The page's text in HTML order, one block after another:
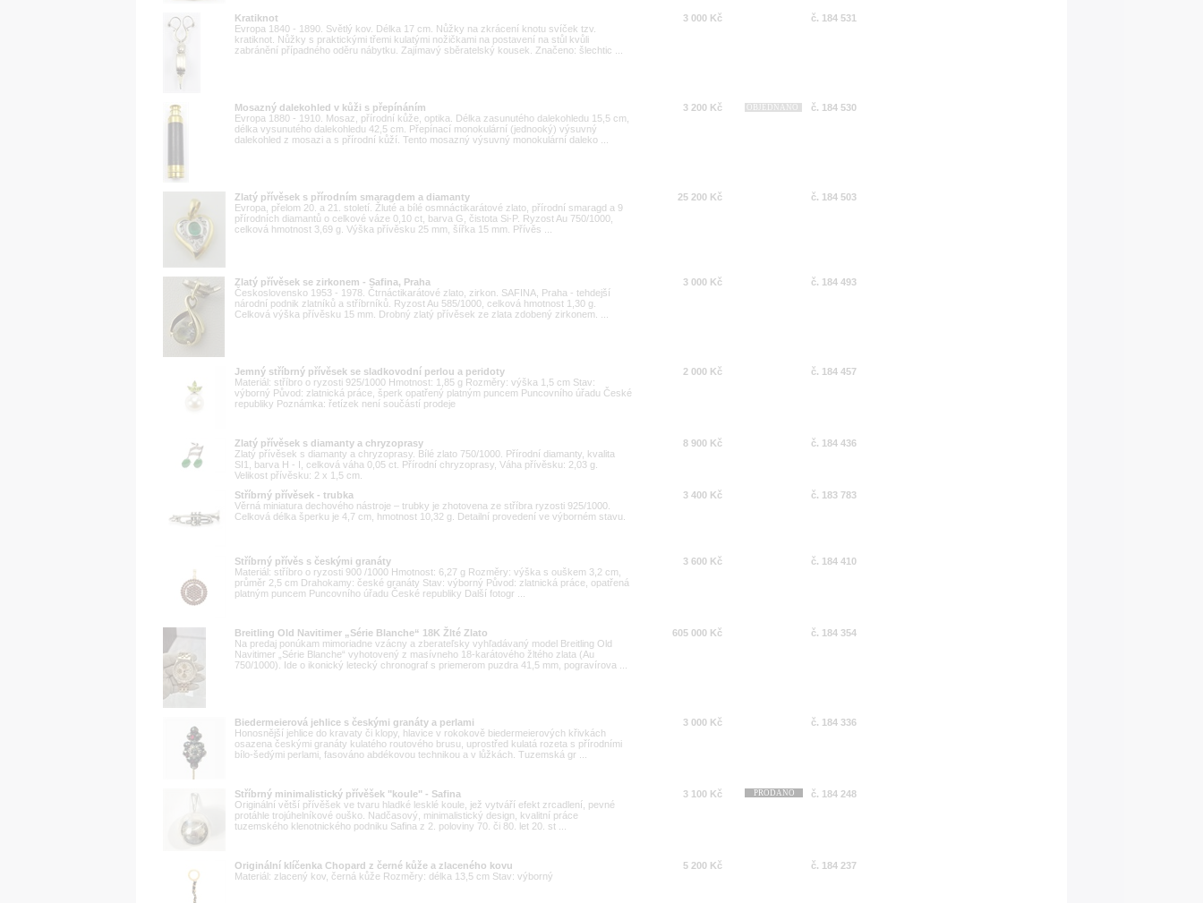
Kratiknot
Evropa 1840 - 1890. Světlý kov. Délka 17 cm. Nůžky na zkrácení knotu svíček tzv.
kratiknot. Nůžky s praktickými třemi kulatými nožičkami na postavení na stůl kvůli
zabránění případného oděru nábytku. Zajímavý sběratelský kousek. Značeno: šlechtic ...
3 000 Kč č. 184 531
Mosazný dalekohled v kůži s přepínáním
Evropa 1880 - 1910. Mosaz, přírodní kůže, optika. Délka zasunutého dalekohledu 15,5 cm,
délka vysunutého dalekohledu 42,5 cm. Přepínací monokulární (jednooký) výsuvný
dalekohled z mosazi a s přírodní kůží. Tento mosazný výsuvný monokulární daleko ...
3 200 Kč OBJEDNÁNO č. 184 530
Zlatý přívěsek s přírodním smaragdem a diamanty
Evropa, přelom 20. a 21. století. Žluté a bílé osmnáctikarátové zlato, přírodní smaragd a 9
přírodních diamantů o celkové váze 0,10 ct, barva G, čistota Si-P. Ryzost Au 750/1000,
celková hmotnost 3,69 g. Výška přívěsku 25 mm, šířka 15 mm. Přívěs ...
25 200 Kč č. 184 503
Zlatý přívěsek se zirkonem - Safina, Praha
Československo 1953 - 1978. Čtrnáctikarátové zlato, zirkon. SAFINA, Praha - tehdejší
národní podnik zlatníků a stříbrníků. Ryzost Au 585/1000, celková hmotnost 1,30 g.
Celková výška přívěsku 15 mm. Drobný zlatý přívěsek ze zlata zdobený zirkonem. ...
3 000 Kč č. 184 493
Jemný stříbrný přívěsek se sladkovodní perlou a peridoty
Materiál: stříbro o ryzosti 925/1000 Hmotnost: 1,85 g Rozměry: výška 1,5 cm Stav:
výborný Původ: zlatnická práce, šperk opatřený platným puncem Puncovního úřadu České
republiky Poznámka: řetízek není součástí prodeje
2 000 Kč č. 184 457
Zlatý přívěsek s diamanty a chryzoprasy
Zlatý přívěsek s diamanty a chryzoprasy. Bílé zlato 750/1000. Přírodní diamanty, kvalita
SI1, barva H - I, celková váha 0,05 ct. Přírodní chryzoprasy, Váha přívěsku: 2,03 g.
Velikost přívěsku: 2 x 1,5 cm.
8 900 Kč č. 184 436
Stříbrný přívěsek - trubka
Věrná miniatura dechového nástroje – trubky je zhotovena ze stříbra ryzosti 925/1000.
Celková délka šperku je 4,7 cm, hmotnost 10,32 g. Detailní provedení ve výborném stavu.
3 400 Kč č. 183 783
Stříbrný přívěs s českými granáty
Materiál: stříbro o ryzosti 900 /1000 Hmotnost: 6,27 g Rozměry: výška s ouškem 3,2 cm,
průměr 2,5 cm Drahokamy: české granáty Stav: výborný Původ: zlatnická práce, opatřená
platným puncem Puncovního úřadu České republiky Další fotogr ...
3 600 Kč č. 184 410
Breitling Old Navitimer „Série Blanche“ 18K Žlté Zlato
Na predaj ponúkam mimoriadne vzácny a zberateľsky vyhľadávaný model Breitling Old
Navitimer „Série Blanche“ vyhotovený z masívneho 18-karátového žltého zlata (Au
750/1000). Ide o ikonický letecký chronograf s priemerom puzdra 41,5 mm, pogravírova ...
605 000 Kč č. 184 354
Biedermeierová jehlice s českými granáty a perlami
Honosnější jehlice do kravaty či klopy, hlavice v rokokově biedermeierových křivkách
osazena českými granáty kulatého routového brusu, uprostřed kulatá rozeta s přírodními
bílo-šedými perlami, fasováno abdékovou technikou a v lůžkách. Tuzemská gr ...
3 000 Kč č. 184 336
Stříbrný minimalistický přívěšek "koule" - Safina
Originální větší přívěšek ve tvaru hladké lesklé koule, jež vytváří efekt zrcadlení, pevné
protáhle trojúhelníkové ouško. Nadčasový, minimalistický design, kvalitní práce
tuzemského klenotnického podniku Safina z 2. poloviny 70. či 80. let 20. st ...
3 100 Kč PRODÁNO č. 184 248
Originální klíčenka Chopard z černé kůže a zlaceného kovu
Materiál: zlacený kov, černá kůže Rozměry: délka 13,5 cm Stav: výborný
5 200 Kč č. 184 237